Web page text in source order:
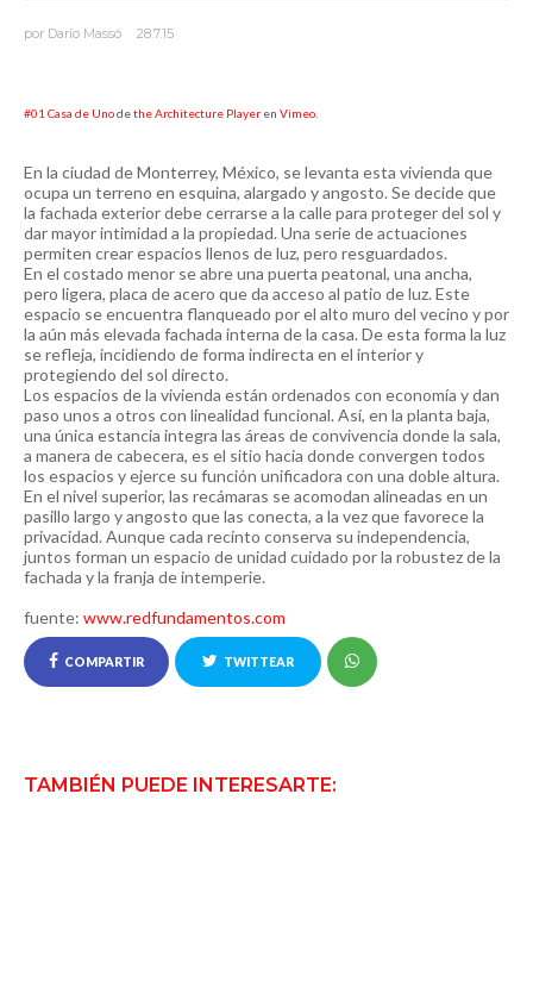
por Darío Massó 28.7.15
#01 Casa de Unodethe Architecture Player en Vimeo
En la ciudad de Monterrey, México, se levanta esta vivienda que
ocupa un terreno en esquina, alargado y angosto. Se decide que
la fachada exterior debe cerrarse a la calle para proteger del sol y
dar mayor intimidad a la propiedad. Una serie de actuaciones
permiten crear espacios llenos de luz, pero resguardados.
En el costado menor se abre una puerta peatonal, una ancha,
pero ligera, placa de acero que da acceso al patio de luz. Este
espacio se encuentra flanqueado por el alto muro del vecino y por
la aún más elevada fachada interna de la casa. De esta forma la luz
se refleja, incidiendo de forma indirecta en el interior y
protegiendo del sol directo.
Los espacios de la vivienda están ordenados con economía y dan
paso unos a otros con linealidad funcional. Así, en la planta baja,
una única estancia integra las áreas de convivencia donde la sala,
a manera de cabecera, es el sitio hacia donde convergen todos
los espacios y ejerce su función unificadora con una doble altura.
En el nivel superior, las recámaras se acomodan alineadas en un
pasillo largo y angosto que las conecta, a la vez que favorece la
privacidad. Aunque cada recinto conserva su independencia,
juntos forman un espacio de unidad cuidado por la robustez de la
fachada y la franja de intemperie.
fuente: www.redfundamentos.com
COMPARTIR TWITTEAR
TAMBIÉN PUEDE INTERESARTE: